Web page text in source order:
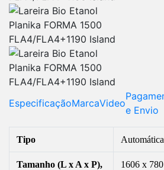
EspecificaçãoMarcaVideo
e Envio
Tipo
Tamanho (L x A x P),
1606 x